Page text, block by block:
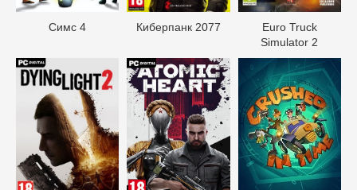
Симс 4 Киберпанк 2077
Euro Truck
Simulator 2